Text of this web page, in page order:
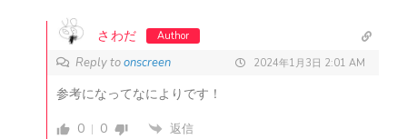
さわだ Author
Reply toonscreen 2024年1月3日 2:01 AM
参考になってなによりです！
0
0 返信